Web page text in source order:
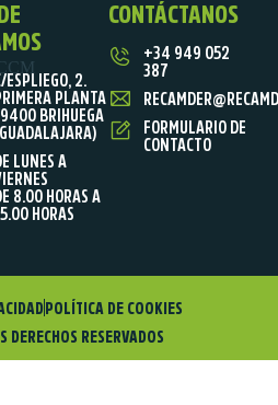
ESPLIEGO, 2.
PLANTA
BRIHUEGA
LUNES A
8.00 HORAS A
HORAS
CONTÁCTANOS
+34 949 052
387
FORMULARIO DE
CONTACTO
RESERVADOS
POLÍTICA DE COOKIES